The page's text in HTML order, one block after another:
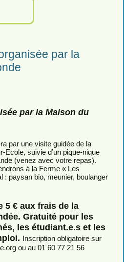
par la
par la Maison du
par une visite guidée de la
Ecole, suivie d’un pique-nique
(venez avec votre repas).
à la Ferme « Les
: paysan bio, meunier, boulanger
5 € aux frais de la
Gratuité pour les
les étudiant.e.s et les
Inscription obligatoire sur
ou au 01 60 77 21 56